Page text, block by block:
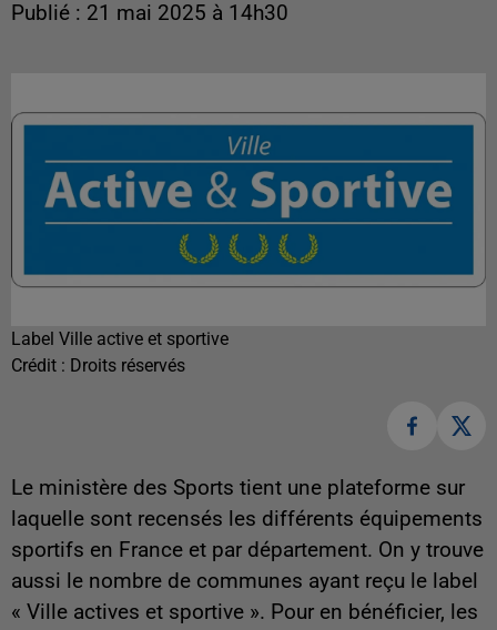
Publié : 21 mai 2025 à 14h30
Label Ville active et sportive
Crédit : Droits réservés
Le ministère des Sports tient une plateforme sur
laquelle sont recensés les différents équipements
sportifs en France et par département. On y trouve
aussi le nombre de communes ayant reçu le label
« Ville actives et sportive ». Pour en bénéficier, les